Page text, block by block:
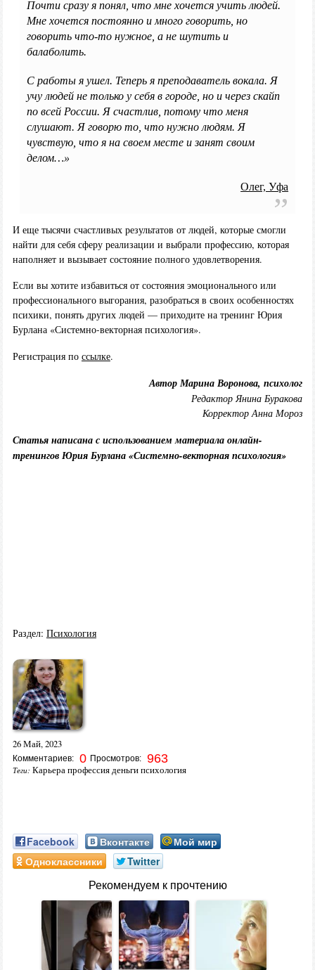
Почти сразу я понял, что мне хочется учить людей.
Мне хочется постоянно и много говорить, но
говорить что-то нужное, а не шутить и
балаболить.
С работы я ушел. Теперь я преподаватель вокала. Я
учу людей не только у себя в городе, но и через скайп
по всей России. Я счастлив, потому что меня
слушают. Я говорю то, что нужно людям. Я
чувствую, что я на своем месте и занят своим
делом…»
Олег, Уфа
И еще тысячи счастливых результатов от людей, которые смогли
найти для себя сферу реализации и выбрали профессию, которая
наполняет и вызывает состояние полного удовлетворения.
Если вы хотите избавиться от состояния эмоционального или
профессионального выгорания, разобраться в своих особенностях
психики, понять других людей — приходите на тренинг Юрия
Бурлана «Системно-векторная психология».
Регистрация по ссылке.
Автор Марина Воронова, психолог
Редактор Янина Буракова
Корректор Анна Мороз
Статья написана с использованием материала онлайн-
тренингов Юрия Бурлана «Системно-векторная психология»
Раздел: Психология
26 Май, 2023
Комментариев: 0 Просмотров: 963
Теги: Карьера профессия деньги психология
Facebook Вконтакте
Мой мир
Одноклассники
Twitter
Рекомендуем к прочтению